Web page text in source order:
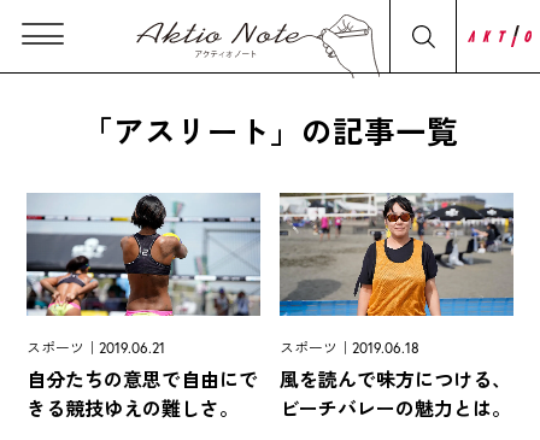
「アスリート」の記事一覧
スポーツ｜2019.06.21
自分たちの意思で自由にで
きる競技ゆえの難しさ。
スポーツ｜2019.06.18
風を読んで味方につける、
ビーチバレーの魅力とは。